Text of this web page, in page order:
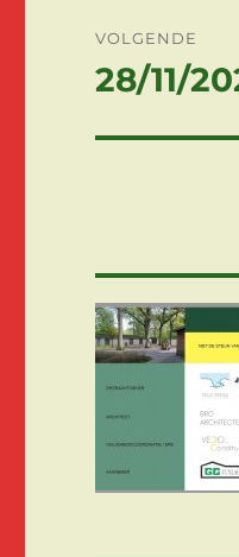
VOLGENDE
Volgend
28/11/